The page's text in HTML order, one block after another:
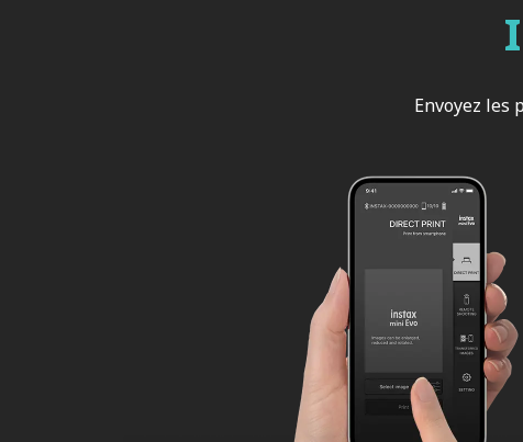
Envoyez les